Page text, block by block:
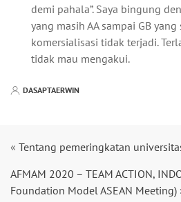
demi pahala”. Saya bingung
yang masih AA sampai GB
komersialisasi tidak terjadi.
tidak mau mengakui.
DASAPTAERWIN
« Tentang pemeringkatan
AFMAM 2020 – TEAM ACTION,
Foundation Model ASEAN Meeting)